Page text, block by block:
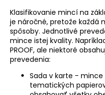
Klasifikovanie mincí na
je náročné, pretože každá
spôsoby. Jednotlivé
mince istej kvality.
PROOF, ale niektoré
prevedenia:
Sada v karte -
tematických
á
j
s
ť
?